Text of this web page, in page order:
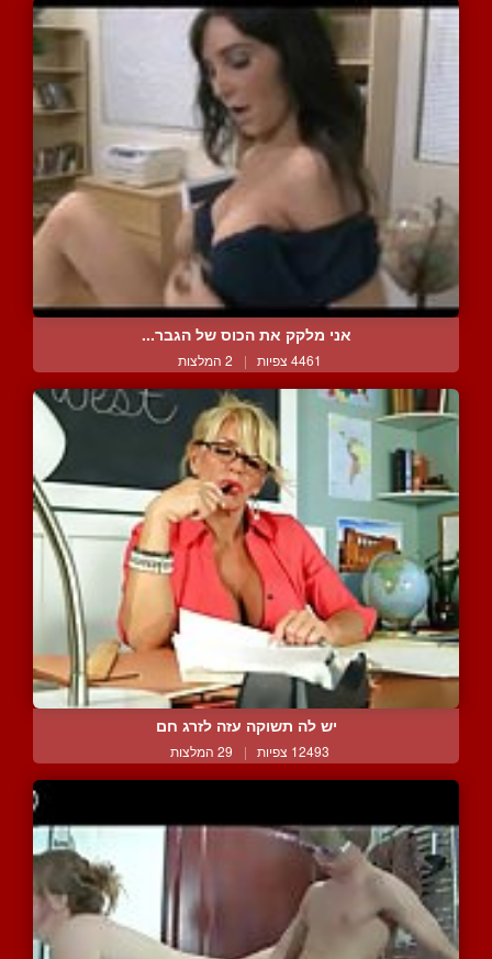
אני מלקק את הכוס של הגבר...
4461 צפיות | 2 המלצות
יש לה תשוקה עזה לזרג חם
12493 צפיות | 29 המלצות